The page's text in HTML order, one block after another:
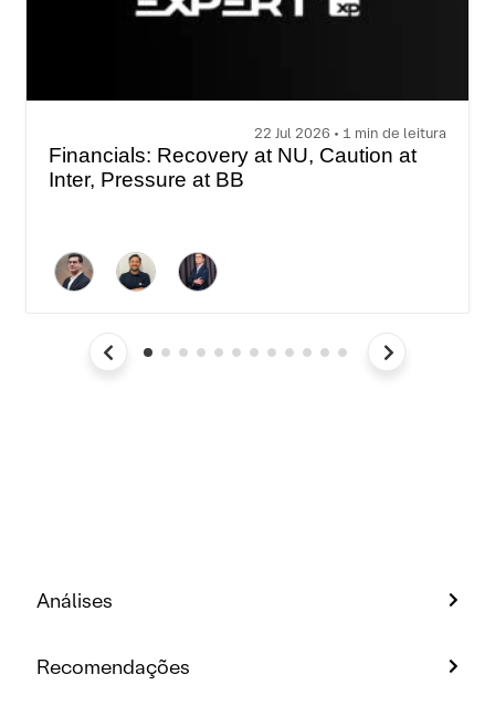
22 Jul 2026 • 1 min de leitura
Financials: Recovery at NU, Caution at
Inter, Pressure at BB
Análises
Recomendações